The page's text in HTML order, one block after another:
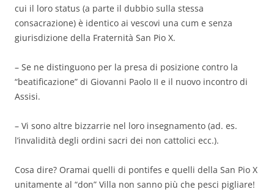
cui il loro status (a parte il dubbio sulla stessa
consacrazione) è identico ai vescovi una cum e senza
giurisdizione della Fraternità San Pio X.
– Se ne distinguono per la presa di posizione contro la
“beatificazione” di Giovanni Paolo II e il nuovo incontro di
Assisi.
– Vi sono altre bizzarrie nel loro insegnamento (ad. es.
l’invalidità degli ordini sacri dei non cattolici ecc.).
Cosa dire? Oramai quelli di pontifes e quelli della San Pio X
unitamente al “don” Villa non sanno più che pesci pigliare!